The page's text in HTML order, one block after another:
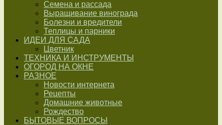
Семена и рассада
Выращивание винограда
Болезни и вредители
Теплицы и парники
ИДЕИ ДЛЯ САДА
Цветник
ТЕХНИКА И ИНСТРУМЕНТЫ
ОГОРОД НА ОКНЕ
РАЗНОЕ
Новости интернета
Рецепты
Домашние животные
Рождество
БЫТОВЫЕ ВОПРОСЫ